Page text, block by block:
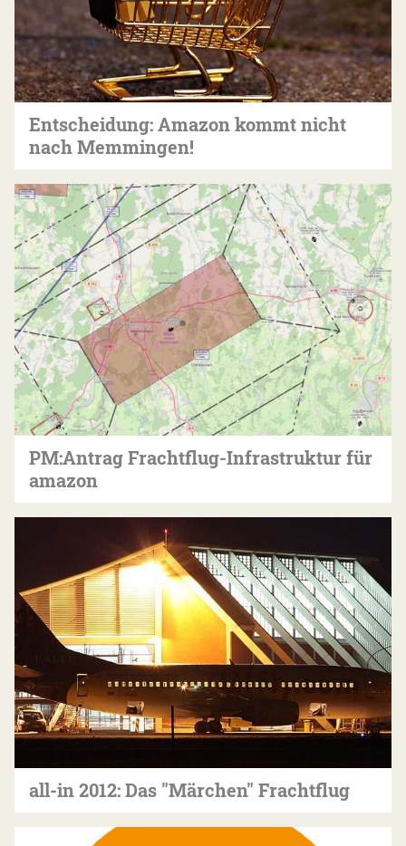
Entscheidung: Amazon kommt nicht
nach Memmingen!
PM:Antrag Frachtflug-Infrastruktur für
amazon
all-in 2012: Das "Märchen" Frachtflug